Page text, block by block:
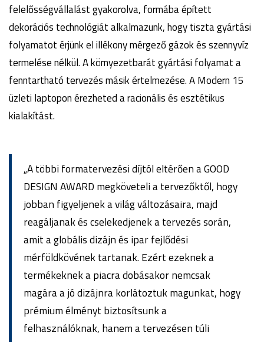
felelősségvállalást gyakorolva, formába épített
dekorációs technológiát alkalmazunk, hogy tiszta gyártási
folyamatot érjünk el illékony mérgező gázok és szennyvíz
termelése nélkül. A környezetbarát gyártási folyamat a
fenntartható tervezés másik értelmezése. A Modern 15
üzleti laptopon érezheted a racionális és esztétikus
kialakítást.
„A többi formatervezési díjtól eltérően a GOOD
DESIGN AWARD megköveteli a tervezőktől, hogy
jobban figyeljenek a világ változásaira, majd
reagáljanak és cselekedjenek a tervezés során,
amit a globális dizájn és ipar fejlődési
mérföldkövének tartanak. Ezért ezeknek a
termékeknek a piacra dobásakor nemcsak
magára a jó dizájnra korlátoztuk magunkat, hogy
prémium élményt biztosítsunk a
felhasználóknak, hanem a tervezésen túli